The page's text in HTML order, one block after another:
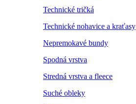
Technické tričká
Technické nohavice a kraťasy
Nepremokavé bundy
Spodná vrstva
Stredná vrstva a fleece
Suché obleky